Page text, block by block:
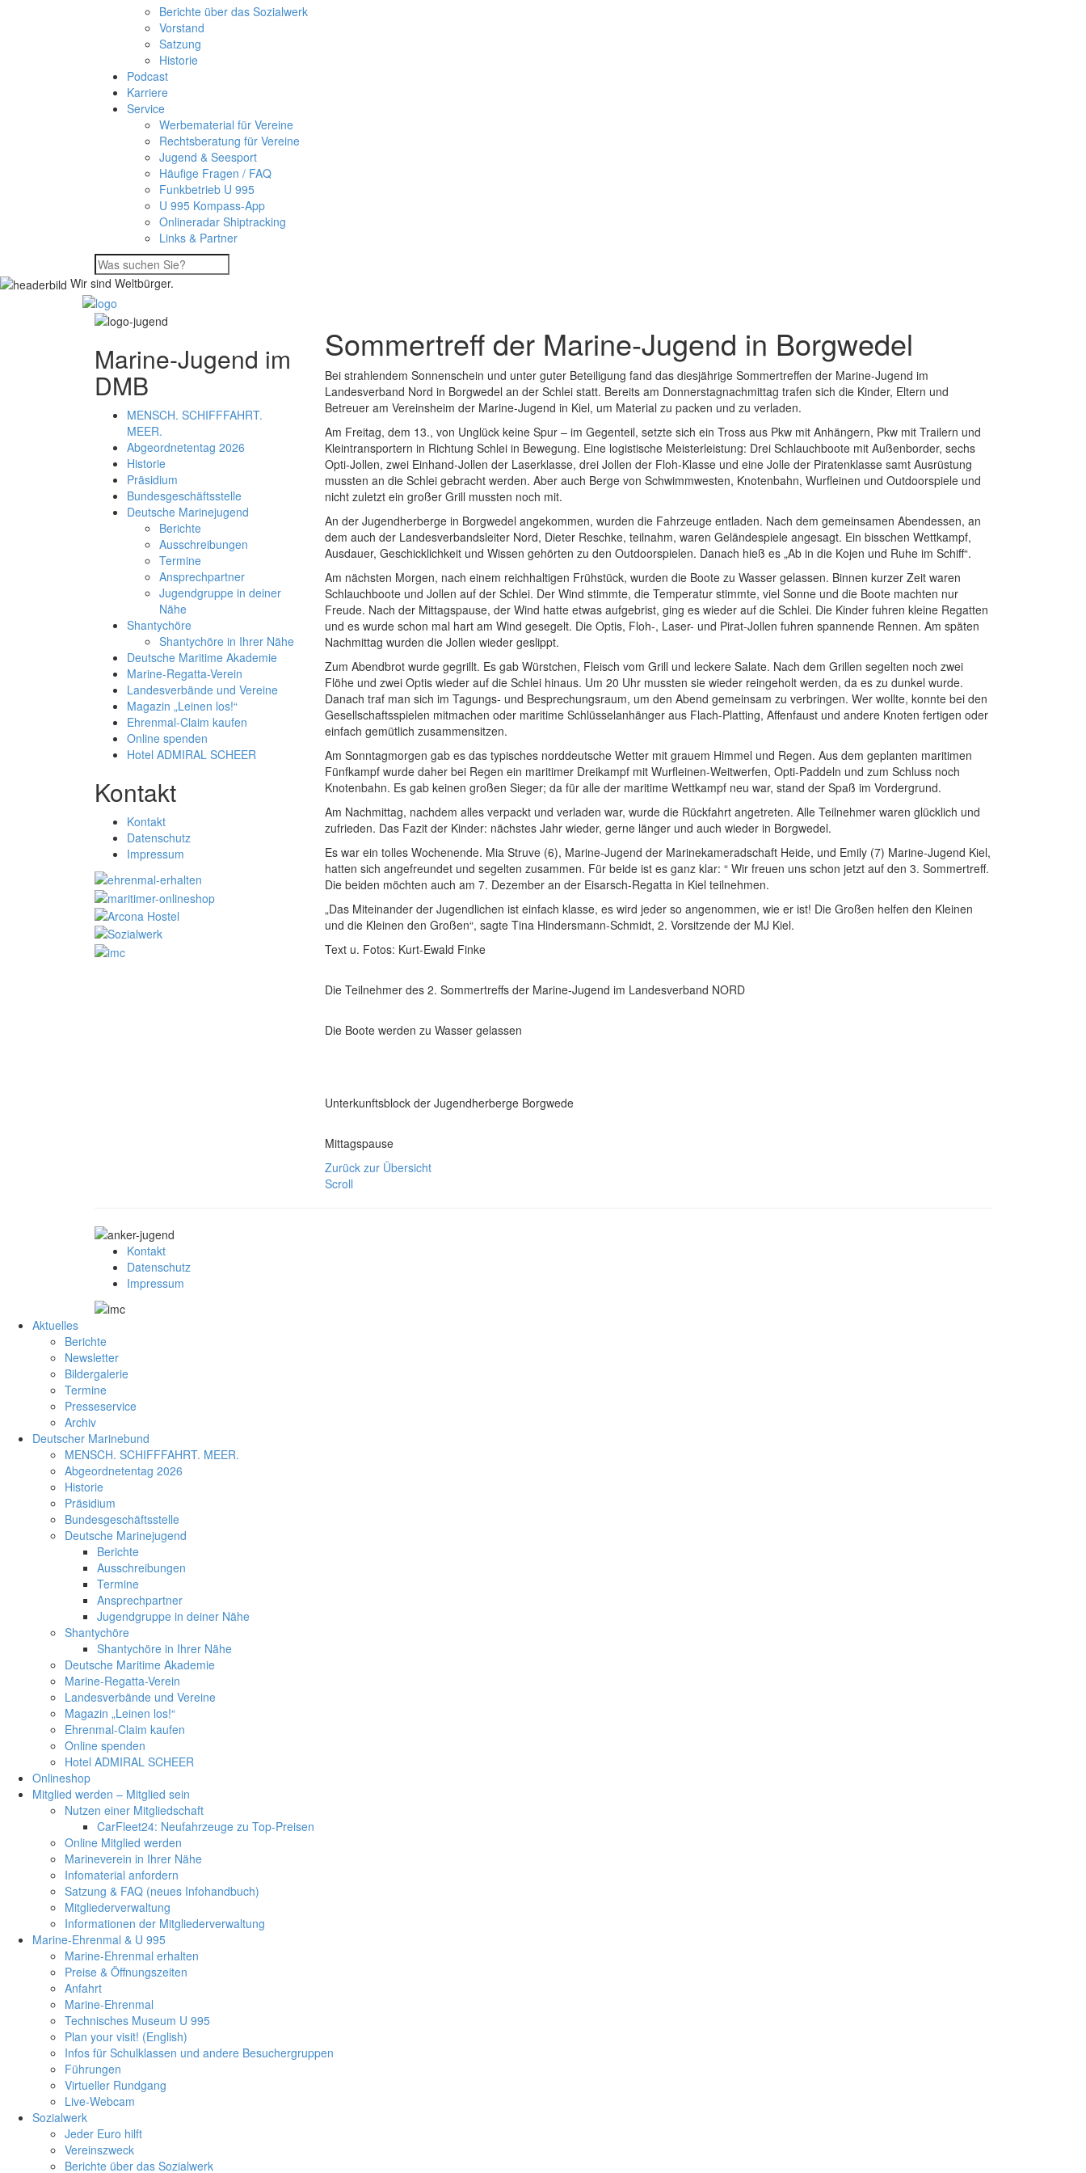
Berichte über das Sozialwerk
Vorstand
Satzung
Historie
Podcast
Karriere
Service
Werbematerial für Vereine
Rechtsberatung für Vereine
Jugend & Seesport
Häufige Fragen / FAQ
Funkbetrieb U 995
U 995 Kompass-App
Onlineradar Shiptracking
Links & Partner
Wir sind Weltbürger.
Marine-Jugend im
DMB
MENSCH. SCHIFFFAHRT.
MEER.
Abgeordnetentag 2026
Historie
Präsidium
Bundesgeschäftsstelle
Deutsche Marinejugend
Berichte
Ausschreibungen
Termine
Ansprechpartner
Jugendgruppe in deiner
Nähe
Shantychöre
Shantychöre in Ihrer Nähe
Deutsche Maritime Akademie
Marine-Regatta-Verein
Landesverbände und Vereine
Magazin „Leinen los!“
Ehrenmal-Claim kaufen
Online spenden
Hotel ADMIRAL SCHEER
Kontakt
Kontakt
Datenschutz
Impressum
Sommertreff der Marine-Jugend in Borgwedel
Bei strahlendem Sonnenschein und unter guter Beteiligung fand das diesjährige Sommertreffen der Marine-Jugend im
Landesverband Nord in Borgwedel an der Schlei statt. Bereits am Donnerstagnachmittag trafen sich die Kinder, Eltern und
Betreuer am Vereinsheim der Marine-Jugend in Kiel, um Material zu packen und zu verladen.
Am Freitag, dem 13., von Unglück keine Spur – im Gegenteil, setzte sich ein Tross aus Pkw mit Anhängern, Pkw mit Trailern und
Kleintransportern in Richtung Schlei in Bewegung. Eine logistische Meisterleistung: Drei Schlauchboote mit Außenborder, sechs
Opti-Jollen, zwei Einhand-Jollen der Laserklasse, drei Jollen der Floh-Klasse und eine Jolle der Piratenklasse samt Ausrüstung
mussten an die Schlei gebracht werden. Aber auch Berge von Schwimmwesten, Knotenbahn, Wurfleinen und Outdoorspiele und
nicht zuletzt ein großer Grill mussten noch mit.
An der Jugendherberge in Borgwedel angekommen, wurden die Fahrzeuge entladen. Nach dem gemeinsamen Abendessen, an
dem auch der Landesverbandsleiter Nord, Dieter Reschke, teilnahm, waren Geländespiele angesagt. Ein bisschen Wettkampf,
Ausdauer, Geschicklichkeit und Wissen gehörten zu den Outdoorspielen. Danach hieß es „Ab in die Kojen und Ruhe im Schiff“.
Am nächsten Morgen, nach einem reichhaltigen Frühstück, wurden die Boote zu Wasser gelassen. Binnen kurzer Zeit waren
Schlauchboote und Jollen auf der Schlei. Der Wind stimmte, die Temperatur stimmte, viel Sonne und die Boote machten nur
Freude. Nach der Mittagspause, der Wind hatte etwas aufgebrist, ging es wieder auf die Schlei. Die Kinder fuhren kleine Regatten
und es wurde schon mal hart am Wind gesegelt. Die Optis, Floh-, Laser- und Pirat-Jollen fuhren spannende Rennen. Am späten
Nachmittag wurden die Jollen wieder geslippt.
Zum Abendbrot wurde gegrillt. Es gab Würstchen, Fleisch vom Grill und leckere Salate. Nach dem Grillen segelten noch zwei
Flöhe und zwei Optis wieder auf die Schlei hinaus. Um 20 Uhr mussten sie wieder reingeholt werden, da es zu dunkel wurde.
Danach traf man sich im Tagungs- und Besprechungsraum, um den Abend gemeinsam zu verbringen. Wer wollte, konnte bei den
Gesellschaftsspielen mitmachen oder maritime Schlüsselanhänger aus Flach-Platting, Affenfaust und andere Knoten fertigen oder
einfach gemütlich zusammensitzen.
Am Sonntagmorgen gab es das typisches norddeutsche Wetter mit grauem Himmel und Regen. Aus dem geplanten maritimen
Fünfkampf wurde daher bei Regen ein maritimer Dreikampf mit Wurfleinen-Weitwerfen, Opti-Paddeln und zum Schluss noch
Knotenbahn. Es gab keinen großen Sieger; da für alle der maritime Wettkampf neu war, stand der Spaß im Vordergrund.
Am Nachmittag, nachdem alles verpackt und verladen war, wurde die Rückfahrt angetreten. Alle Teilnehmer waren glücklich und
zufrieden. Das Fazit der Kinder: nächstes Jahr wieder, gerne länger und auch wieder in Borgwedel.
Es war ein tolles Wochenende. Mia Struve (6), Marine-Jugend der Marinekameradschaft Heide, und Emily (7) Marine-Jugend Kiel,
hatten sich angefreundet und segelten zusammen. Für beide ist es ganz klar: “ Wir freuen uns schon jetzt auf den 3. Sommertreff.
Die beiden möchten auch am 7. Dezember an der Eisarsch-Regatta in Kiel teilnehmen.
„Das Miteinander der Jugendlichen ist einfach klasse, es wird jeder so angenommen, wie er ist! Die Großen helfen den Kleinen
und die Kleinen den Großen“, sagte Tina Hindersmann-Schmidt, 2. Vorsitzende der MJ Kiel.
Text u. Fotos: Kurt-Ewald Finke
Die Teilnehmer des 2. Sommertreffs der Marine-Jugend im Landesverband NORD
Die Boote werden zu Wasser gelassen
Unterkunftsblock der Jugendherberge Borgwede
Mittagspause
Zurück zur Übersicht
Scroll
Kontakt
Datenschutz
Impressum
Aktuelles
Berichte
Newsletter
Bildergalerie
Termine
Presseservice
Archiv
Deutscher Marinebund
MENSCH. SCHIFFFAHRT. MEER.
Abgeordnetentag 2026
Historie
Präsidium
Bundesgeschäftsstelle
Deutsche Marinejugend
Berichte
Ausschreibungen
Termine
Ansprechpartner
Jugendgruppe in deiner Nähe
Shantychöre
Shantychöre in Ihrer Nähe
Deutsche Maritime Akademie
Marine-Regatta-Verein
Landesverbände und Vereine
Magazin „Leinen los!“
Ehrenmal-Claim kaufen
Online spenden
Hotel ADMIRAL SCHEER
Onlineshop
Mitglied werden – Mitglied sein
Nutzen einer Mitgliedschaft
CarFleet24: Neufahrzeuge zu Top-Preisen
Online Mitglied werden
Marineverein in Ihrer Nähe
Infomaterial anfordern
Satzung & FAQ (neues Infohandbuch)
Mitgliederverwaltung
Informationen der Mitgliederverwaltung
Marine-Ehrenmal & U 995
Marine-Ehrenmal erhalten
Preise & Öffnungszeiten
Anfahrt
Marine-Ehrenmal
Technisches Museum U 995
Plan your visit! (English)
Infos für Schulklassen und andere Besuchergruppen
Führungen
Virtueller Rundgang
Live-Webcam
Sozialwerk
Jeder Euro hilft
Vereinszweck
Berichte über das Sozialwerk